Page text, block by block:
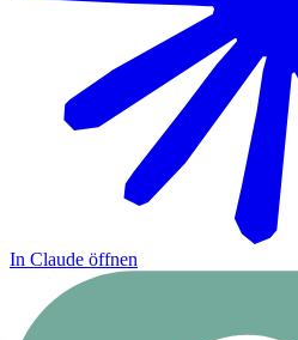
In Claude öffnen